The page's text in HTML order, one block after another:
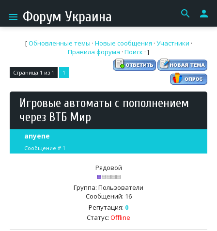
menu Форум Украина search person
[Обновленные темы · Новые сообщения · Участники ·
Правила форума · Поиск · ]
Страница 1 из 1 1
Игровые автоматы с пополнением
через ВТБ Мир
anyene
Сообщение # 1
Рядовой
Группа: Пользователи
Сообщений: 16
Репутация: 0
Статус: Offline